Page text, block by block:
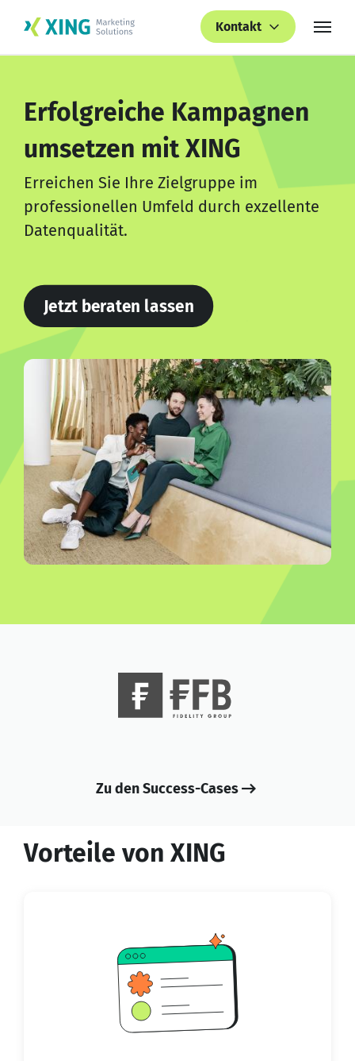
Kontakt
Erfolgreiche Kampagnen
umsetzen mit XING
Erreichen Sie Ihre Zielgruppe im
professionellen Umfeld durch exzellente
Datenqualität.
Jetzt beraten lassen
Zu den Success-Cases
Vorteile von XING